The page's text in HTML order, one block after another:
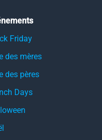
Friday
des mères
des pères
Days